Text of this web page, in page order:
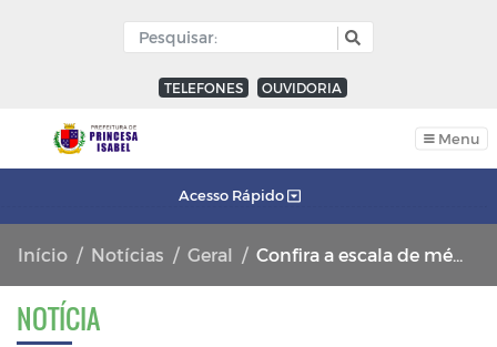
TELEFONES OUVIDORIA
Menu
Acesso Rápido
Início Notícias Geral Confira a escala de médicos do Hospital Regional Deputado José Pereira Lima!
NOTÍCIA